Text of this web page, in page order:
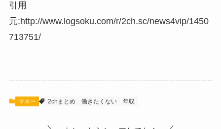
引用
元:http://www.logsoku.com/r/2ch.sc/news4vip/1450
713751/
マネー 2chまとめ 働きたくない 年収